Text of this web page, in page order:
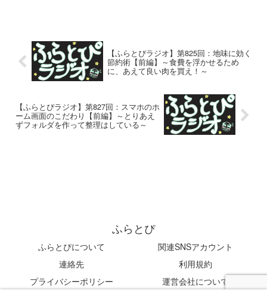
【ふらとぴラジオ】第825回：地味に効く
節約術【前編】～食費を浮かせるため
に、あえて良い肉を買え！～
【ふらとぴラジオ】第827回：スマホのホ
ーム画面のこだわり【前編】～とりあえ
ずフォルダを作って整理はしている～
ふらとぴ
ふらとぴについて
関連SNSアカウント
連絡先
利用規約
プライバシーポリシー
運営会社について